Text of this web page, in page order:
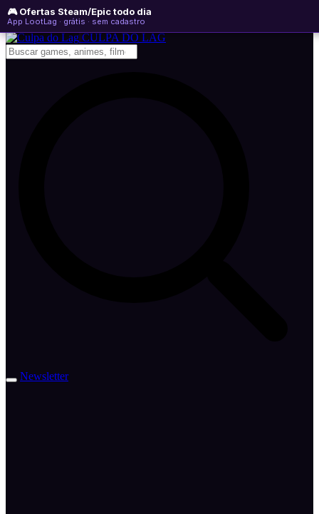
🎮 Ofertas Steam/Epic todo dia
App LootLag · grátis · sem cadastro
sexta-feira, 07 de agosto de 2026
Newsletter
CULPA DO LAG
Newsletter